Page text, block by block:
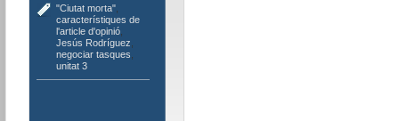
"Ciutat morta",
característiques de
l'article d'opinió,
Jesús Rodríguez
negociar tasques
unitat 3